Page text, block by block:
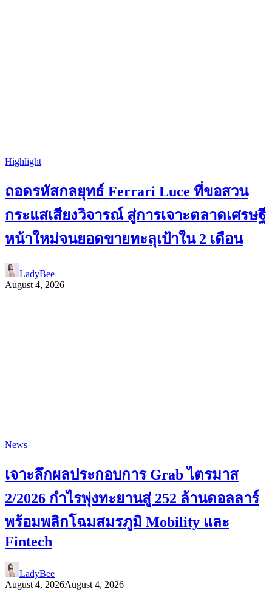
Highlight
ถอดรหัสกลยุทธ์ Ferrari Luce ที่ขอสวน
กระแสเสียงวิจารณ์ สู่การเจาะตลาดเศรษฐี
หน้าใหม่จนยอดขายทะลุเป้าใน 2 เดือน
LadyBee
August 4, 2026
News
เจาะลึกผลประกอบการ Grab ไตรมาส
2/2026 กำไรพุ่งทะยานสู่ 252 ล้านดอลลาร์
พร้อมพลิกโฉมสมรภูมิ Mobility และ
Fintech
LadyBee
August 4, 2026August 4, 2026